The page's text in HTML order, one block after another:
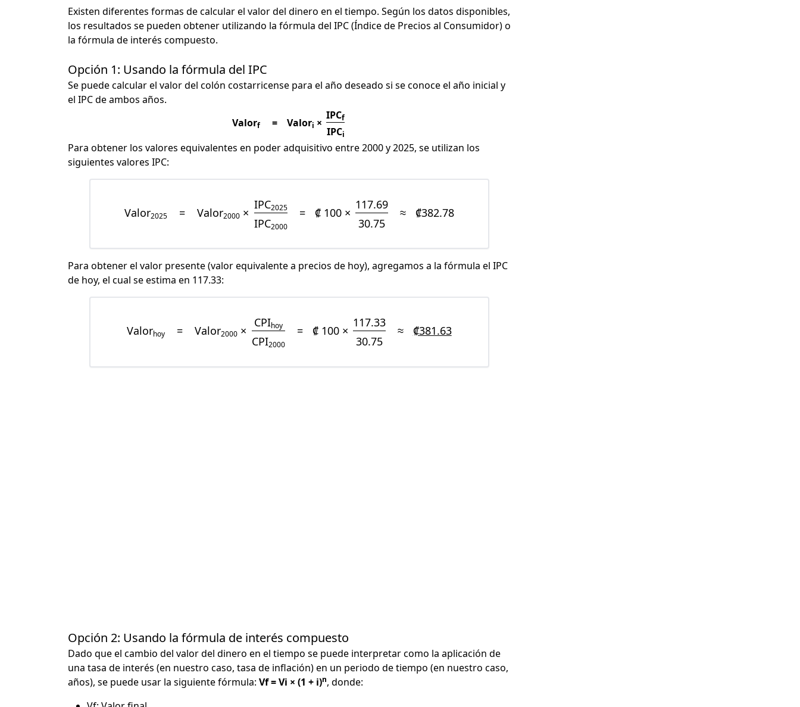
Existen diferentes formas de calcular el valor del dinero en el tiempo. Según los datos disponibles,
los resultados se pueden obtener utilizando la fórmula del IPC (Índice de Precios al Consumidor) o
la fórmula de interés compuesto.
Opción 1: Usando la fórmula del IPC
Se puede calcular el valor del colón costarricense para el año deseado si se conoce el año inicial y
el IPC de ambos años.
Valorf = Valori ×
IPCf
IPCi
Para obtener los valores equivalentes en poder adquisitivo entre 2000 y 2025, se utilizan los
siguientes valores IPC:
Valor2025 = Valor2000 ×
IPC2025
IPC2000
= ₡ 100 ×
117.69
30.75
≈ ₡382.78
Para obtener el valor presente (valor equivalente a precios de hoy), agregamos a la fórmula el IPC
de hoy, el cual se estima en 117.33:
Valorhoy = Valor2000 ×
CPIhoy
CPI2000
= ₡ 100 ×
117.33
30.75
≈ ₡381.63
Opción 2: Usando la fórmula de interés compuesto
Dado que el cambio del valor del dinero en el tiempo se puede interpretar como la aplicación de
una tasa de interés (en nuestro caso, tasa de inflación) en un periodo de tiempo (en nuestro caso,
años), se puede usar la siguiente fórmula: Vf = Vi × (1 + i)n, donde: